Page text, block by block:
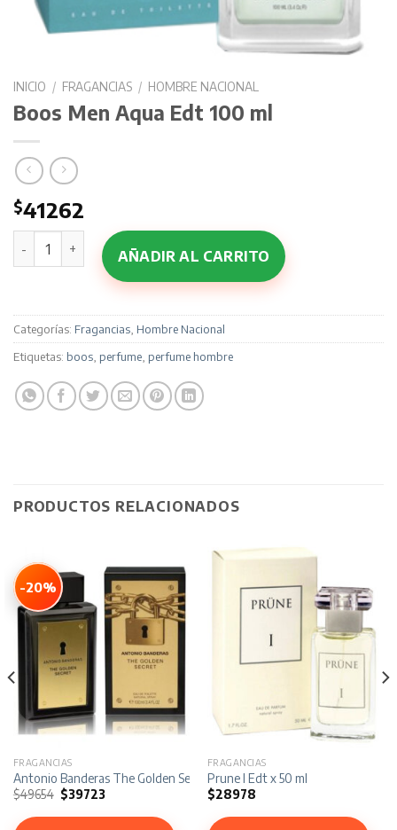
INICIO / FRAGANCIAS / HOMBRE NACIONAL
Boos Men Aqua Edt 100 ml
$41262
Boos Men Aqua Edt 100 ml cantidad
AÑADIR AL CARRITO
Categorías: Fragancias, Hombre Nacional
Etiquetas: boos, perfume, perfume hombre
PRODUCTOS RELACIONADOS
-20%
FRAGANCIAS
Antonio Banderas The Golden Secret Edt x 100 ml
$49654 El
precio
original
$39723El
actual
FRAGANCIAS
Prune I Edt x 50 ml
$28978